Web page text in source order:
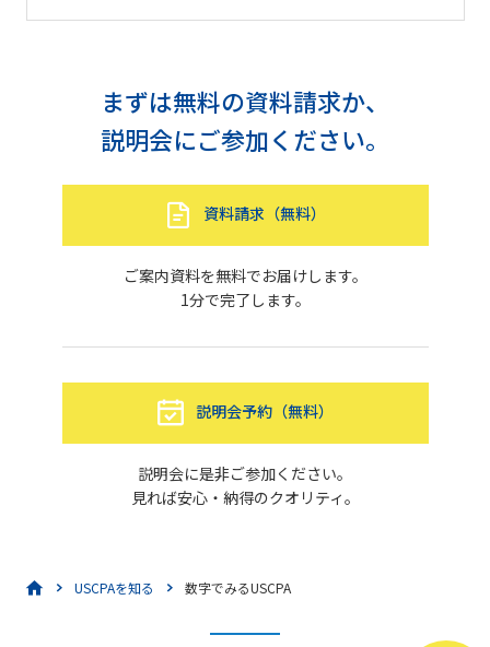
まずは無料の資料請求か、
説明会にご参加ください。
資料請求（無料）
ご案内資料を無料でお届けします。
1分で完了します。
説明会予約（無料）
説明会に是非ご参加ください。
見れば安心・納得のクオリティ。
USCPAを知る 数字でみるUSCPA